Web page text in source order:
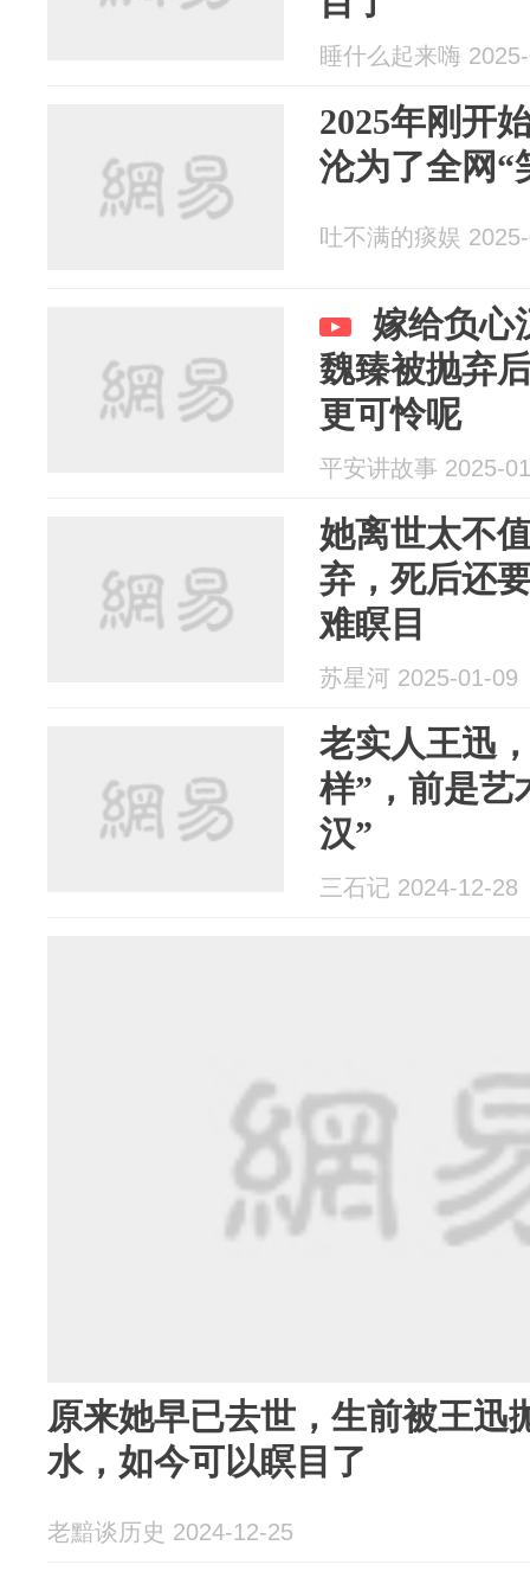
睡什么起来嗨
2025年刚开
沦为了全网“
吐不满的痰娱
嫁给负心
魏臻被抛弃
更可怜呢
平安讲故事 2025-
她离世太不
弃，死后还
难瞑目
苏星河 2025-01-09
老实人王迅
样”，前是艺
汉”
三石记 2024-12-28
原来她早已去世，生前被王迅
水，如今可以瞑目了
老黯谈历史 2024-12-25